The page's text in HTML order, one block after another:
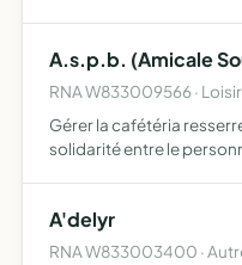
A.s.p.b. (Amicale
RNA W833009566 ·
Gérer la cafétéria
solidarité entre le
A'delyr
RNA W833003400 ·